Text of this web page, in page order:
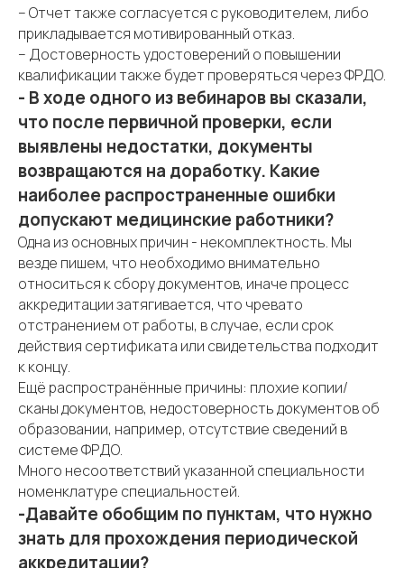
– Отчет также согласуется с руководителем, либо
прикладывается мотивированный отказ.
– Достоверность удостоверений о повышении
квалификации также будет проверяться через ФРДО.
- В ходе одного из вебинаров вы сказали,
что после первичной проверки, если
выявлены недостатки, документы
возвращаются на доработку. Какие
наиболее распространенные ошибки
допускают медицинские работники?
Одна из основных причин - некомплектность. Мы
везде пишем, что необходимо внимательно
относиться к сбору документов, иначе процесс
аккредитации затягивается, что чревато
отстранением от работы, в случае, если срок
действия сертификата или свидетельства подходит
к концу.
Ещё распространённые причины: плохие копии/
сканы документов, недостоверность документов об
образовании, например, отсутствие сведений в
системе ФРДО.
Много несоответствий указанной специальности
номенклатуре специальностей.
-Давайте обобщим по пунктам, что нужно
знать для прохождения периодической
аккредитации?